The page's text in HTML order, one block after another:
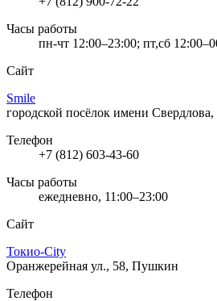
Часы работы
пн-чт 12:00–23:00; пт,сб
Сайт
Smile
городской посёлок имени
Телефон
+7 (812) 603-43-60
Часы работы
ежедневно, 11:00–23:00
Сайт
Токио-City
Оранжерейная ул., 58, Пушкин
Телефон